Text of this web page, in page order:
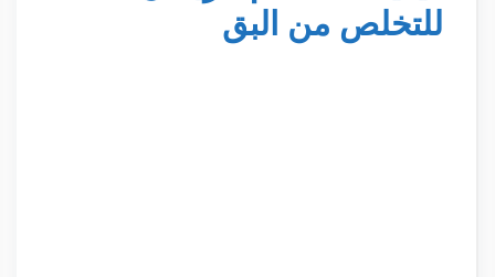
للتخلص من البق